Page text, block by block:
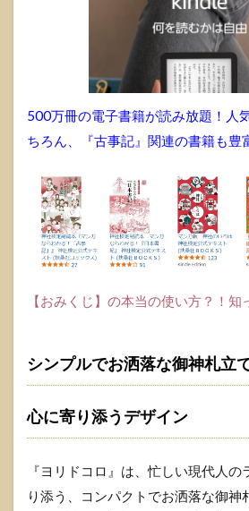
500万冊の電子書籍が読み放題！人
ちろん、『古事記』関連の書籍も豊
【おみくじ】の本当の使い方？！知
シンプルでお洒落な御神札立
心に寄り添うデザイン
『ヨリドコロ』は、忙しい現代人
り添う、コンパクトでお洒落な御神